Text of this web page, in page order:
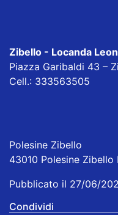
Zibello - Locanda
Piazza Garibaldi 43 –
Cell.: 333563505
Polesine Zibello
43010 Polesine Zibello
Pubblicato il 27/06/
Condividi